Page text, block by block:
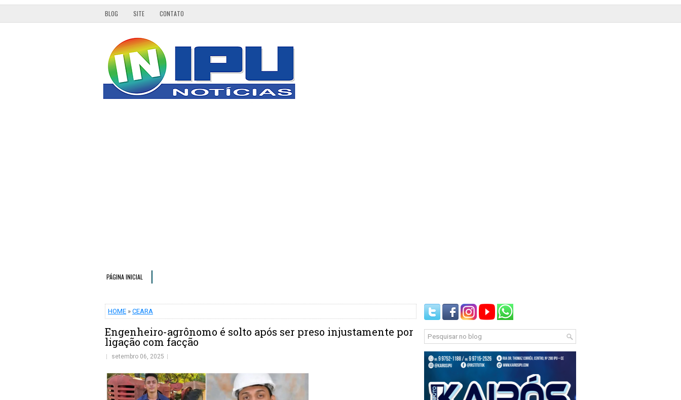
BLOG SITE CONTATO
PÁGINA INICIAL
HOME » CEARA
Engenheiro-agrônomo é solto após ser preso injustamente por
ligação com facção
setembro 06, 2025